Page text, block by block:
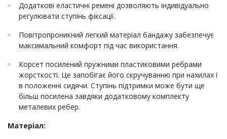
Додаткові еластичні ремені дозволяють індивідуально
регулювати ступінь фіксації.
Повітропроникний легкий матеріал бандажу забезпечує
максимальний комфорт під час використання.
Корсет посилений пружними пластиковими ребрами
жорсткості. Це запобігає його скручуванню при нахилах і
в положенні сидячи. Ступінь підтримки може бути ще
більш посилена завдяки додатковому комплекту
металевих ребер.
Матеріал: